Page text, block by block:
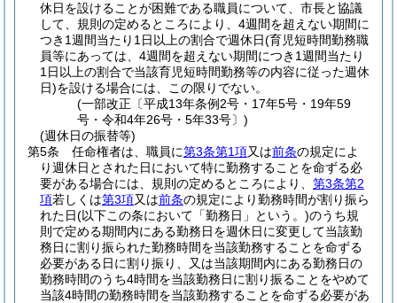
休日を設けることが困難である職員について、市長と協議
して、規則の定めるところにより、4週間を超えない期間に
つき1週間当たり1日以上の割合で週休日(育児短時間勤務職
員等にあっては、4週間を超えない期間につき1週間当たり
1日以上の割合で当該育児短時間勤務等の内容に従った週休
日)を設ける場合には、この限りでない。
(一部改正〔平成13年条例2号・17年5号・19年59
号・令和4年26号・5年33号〕)
(週休日の振替等)
第5条
任命権者は、職員に第3条第1項又は前条の規定によ
り週休日とされた日において特に勤務することを命ずる必
要がある場合には、規則の定めるところにより、 第3条第2
項若しくは第3項又は前条の規定により勤務時間が割り振ら
れた日(以下この条において「勤務日」という。)のうち規
則で定める期間内にある勤務日を週休日に変更して当該勤
務日に割り振られた勤務時間を当該勤務することを命ずる
必要がある日に割り振り、又は当該期間内にある勤務日の
勤務時間のうち4時間を当該勤務日に割り振ることをやめて
当該4時間の勤務時間を当該勤務することを命ずる必要があ